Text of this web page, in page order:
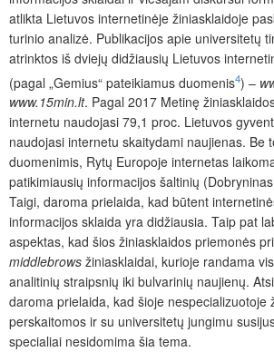
atlikta Lietuvos internetinėje žiniasklaidoje
turinio analizė. Publikacijos apie universitetų
atrinktos iš dviejų didžiausių Lietuvos
(pagal „Gemius“ pateikiamus duomenis4) –
www.15min.lt. Pagal 2017 Metinę
internetu naudojasi 79,1 proc. Lietuvos
naudojasi internetu skaitydami naujienas. Be
duomenimis, Rytų Europoje internetas
patikimiausių informacijos šaltinių
Taigi, daroma prielaida, kad būtent
informacijos sklaida yra didžiausia. Taip pat
aspektas, kad šios žiniasklaidos priemonės
middlebrows žiniasklaidai, kurioje randama
analitinių straipsnių iki bulvarinių naujienų.
daroma prielaida, kad šioje nespecializuotoje
perskaitomos ir su universitetų jungimu
specialiai nesidomima šia tema.